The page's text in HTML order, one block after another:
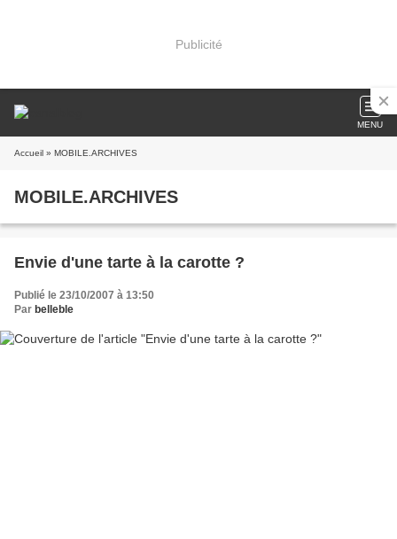
Publicité
MENU
Accueil » MOBILE.ARCHIVES
MOBILE.ARCHIVES
Envie d'une tarte à la carotte ?
Publié le 23/10/2007 à 13:50
Par belleble